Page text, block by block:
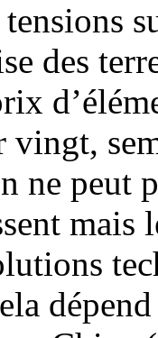
des
ne peut
mais